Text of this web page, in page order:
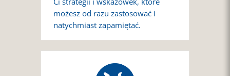
możesz od razu zastosować i
natychmiast zapamiętać.